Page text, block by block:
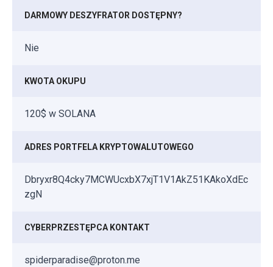
DARMOWY DESZYFRATOR DOSTĘPNY?
Nie
KWOTA OKUPU
120$ w SOLANA
ADRES PORTFELA KRYPTOWALUTOWEGO
Dbryxr8Q4cky7MCWUcxbX7xjT1V1AkZ51KAkoXdEc
zgN
CYBERPRZESTĘPCA KONTAKT
spiderparadise@proton.me